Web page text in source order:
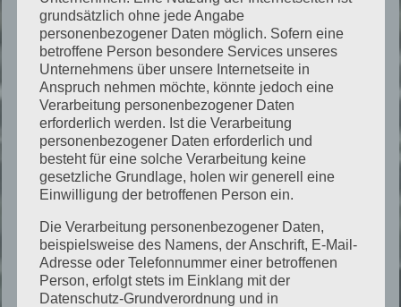
Phase 1 – Einordnung der
Ausgangssituation
Abstimmung mit Investor,
Unternehmensgruppe oder
Definition des Prüfungsumfangs und der
Zielsetzung
grundsätzlich ohne jede Angabe
personenbezogener Daten möglich. Sofern eine
betroffene Person besondere Services unseres
Unternehmens über unsere Internetseite in
Anspruch nehmen möchte, könnte jedoch eine
Verarbeitung personenbezogener Daten
erforderlich werden. Ist die Verarbeitung
personenbezogener Daten erforderlich und
besteht für eine solche Verarbeitung keine
gesetzliche Grundlage, holen wir generell eine
Einwilligung der betroffenen Person ein.
Die Verarbeitung personenbezogener Daten,
beispielsweise des Namens, der Anschrift, E-Mail-
Adresse oder Telefonnummer einer betroffenen
Person, erfolgt stets im Einklang mit der
Datenschutz-Grundverordnung und in